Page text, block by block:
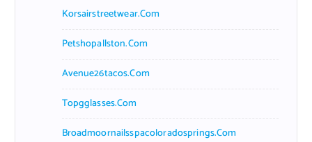
Korsairstreetwear.com
Petshopallston.com
Avenue26tacos.com
Topgglasses.com
Broadmoornailsspacoloradosprings.com